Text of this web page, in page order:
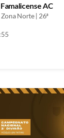
Famalicense AC
Norte | 26ª